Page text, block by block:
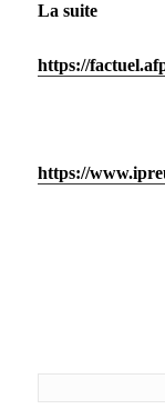
La suite
https://
https://